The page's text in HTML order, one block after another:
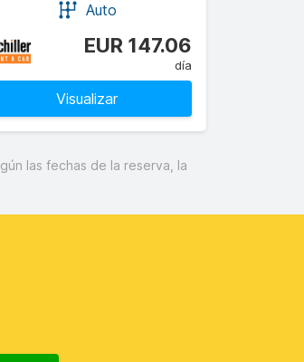
Auto
EUR 147.06
día
Visualizar
las fechas de la reserva, la